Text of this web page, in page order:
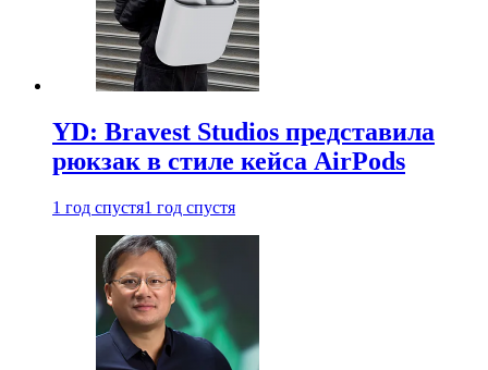
YD: Bravest Studios представила
рюкзак в стиле кейса AirPods
1 год спустя1 год спустя